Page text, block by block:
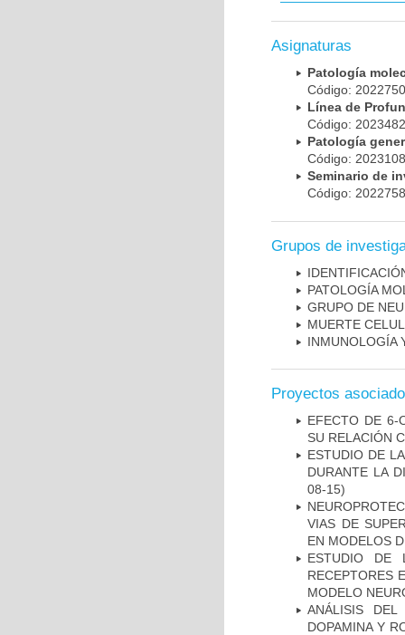
Asignaturas
Patología
Código:
Línea de
Código:
Patología
Código:
Seminario de
Código:
Grupos de
PATOLOGÍA
GRUPO DE
MUERTE
INMUNOLOGÍA
Proyectos
EFECTO DE 6-
SU RELACIÓN
ESTUDIO DE
DURANTE LA
08-15)
VIAS DE
EN MODELOS
ESTUDIO DE
RECEPTORES
MODELO
ANÁLISIS
DOPAMINA Y